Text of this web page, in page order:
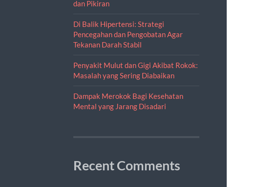
dan Pikiran
Di Balik Hipertensi: Strategi
Pencegahan dan Pengobatan Agar
Tekanan Darah Stabil
Penyakit Mulut dan Gigi Akibat Rokok:
Masalah yang Sering Diabaikan
Dampak Merokok Bagi Kesehatan
Mental yang Jarang Disadari
Recent Comments